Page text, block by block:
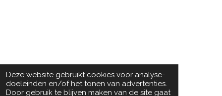
Deze website gebruikt cookies voor analyse-
doeleinden en/of het tonen van advertenties.
Door gebruik te blijven maken van de site gaat